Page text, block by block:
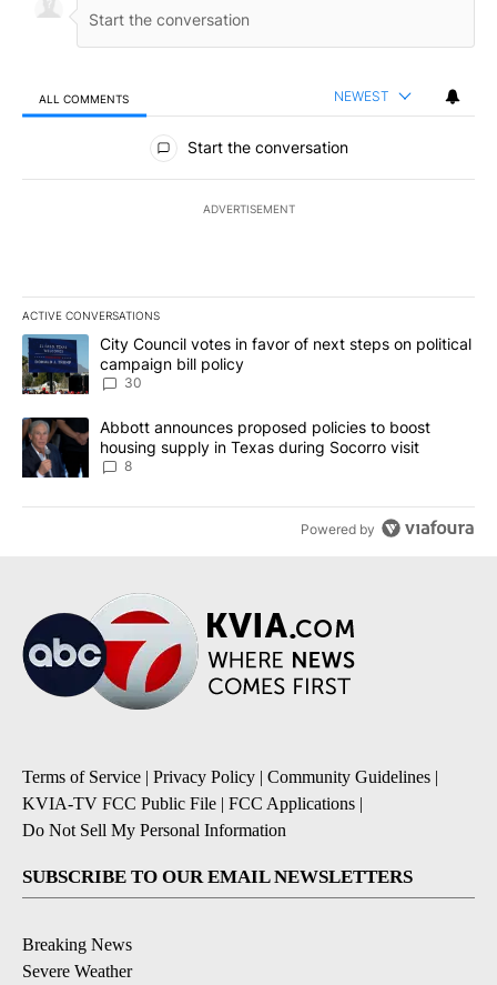
ALL COMMENTS NEWEST
All Comments
Start the conversation
ADVERTISEMENT
ACTIVE CONVERSATIONS
The following is a list of the most commented articles in the last
A trending article titled "City Council votes in favor of next
City Council votes in favor of next steps on political
campaign bill policy
30
A trending article titled "Abbott announces proposed policies to
Abbott announces proposed policies to boost
housing supply in Texas during Socorro visit
8
Powered by
Terms of Service | Privacy Policy | Community Guidelines |
KVIA-TV FCC Public File | FCC Applications |
Do Not Sell My Personal Information
SUBSCRIBE TO OUR EMAIL NEWSLETTERS
Breaking News
Severe Weather